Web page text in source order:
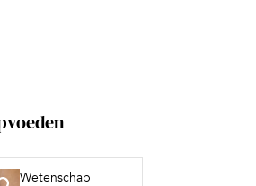
Wetenschap